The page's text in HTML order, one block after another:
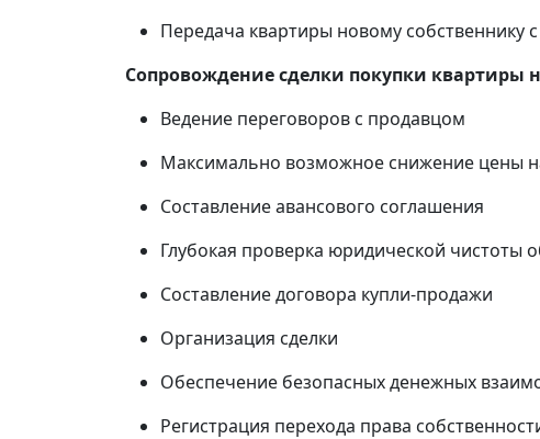
Передача квартиры новому собственнику
Сопровождение сделки покупки квартиры
Ведение переговоров с продавцом
Максимально возможное снижение цены
Составление авансового соглашения
Глубокая проверка юридической чистоты
Составление договора купли-продажи
Организация сделки
Обеспечение безопасных денежных
Регистрация перехода права